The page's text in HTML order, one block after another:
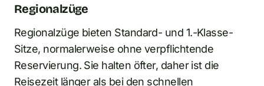
Regionalzüge
Regionalzüge bieten Standard- und 1.-Klasse-
Sitze, normalerweise ohne verpflichtende
Reservierung. Sie halten öfter, daher ist die
Reisezeit länger als bei den schnellen